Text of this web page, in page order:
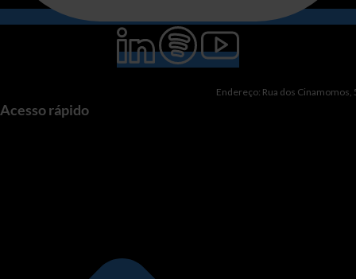
Endereço: Rua dos Cinamomos,
Acesso rápido